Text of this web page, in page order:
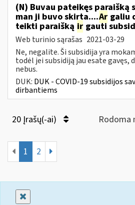
(N) Buvau pateikęs paraišką
man ji buvo skirta....Ar galiu
teikti paraišką ir gauti
Web turinio sąrašas 2021-03-29
Ne, negalite. Ši subsidija yra
todėl jei subsidiją jau esate gavęs,
nebus.
DUK: DUK - COVID-19 subsidijos
dirbantiems
20 Įrašų(-ai) Rodoma
1 2